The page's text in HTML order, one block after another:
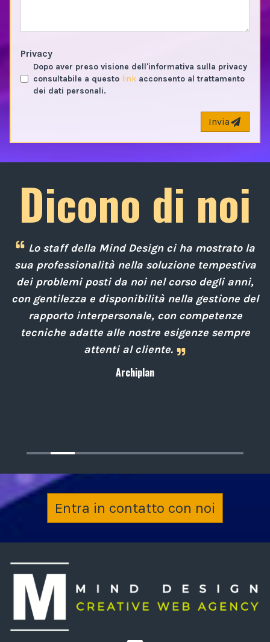
Privacy
Dopo aver preso visione dell'informativa sulla privacy
consultabile a questo link acconsento al trattamento
dei dati personali.
Invia
Dicono di noi
Lo staff della Mind Design ci ha mostrato la
sua professionalità nella soluzione tempestiva
dei problemi posti da noi nel corso degli anni,
con gentilezza e disponibilità nella gestione del
rapporto interpersonale, con competenze
tecniche adatte alle nostre esigenze sempre
attenti al cliente.
Archiplan
Entra in contatto con noi